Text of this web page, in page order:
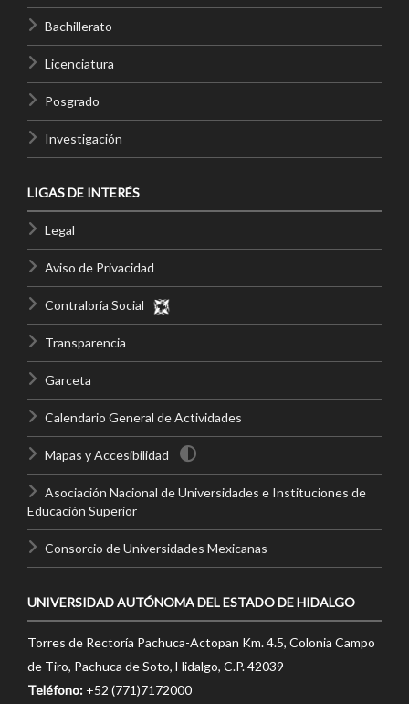
Bachillerato
Licenciatura
Posgrado
Investigación
LIGAS DE INTERÉS
Legal
Aviso de Privacidad
Contraloría Social
Transparencia
Garceta
Calendario General de Actividades
Mapas y Accesibilidad
Asociación Nacional de Universidades e Instituciones de
Educación Superior
Consorcio de Universidades Mexicanas
UNIVERSIDAD AUTÓNOMA DEL ESTADO DE HIDALGO
Torres de Rectoría Pachuca-Actopan Km. 4.5, Colonia Campo
de Tiro, Pachuca de Soto, Hidalgo, C.P. 42039
Teléfono: +52 (771)7172000